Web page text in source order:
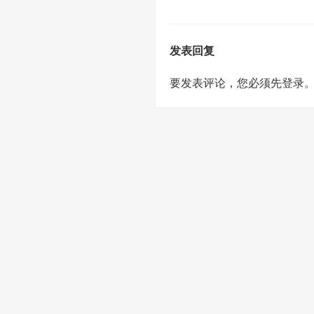
发表回复
要发表评论，您必须先登录